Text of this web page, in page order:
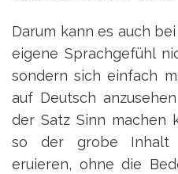
Darum kann es auch
eigene Sprachgefühl
sondern sich einfach
auf Deutsch
der Satz Sinn machen
so der grobe Inhalt
eruieren, ohne die